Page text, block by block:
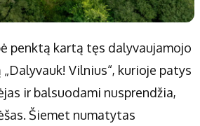
penktą kartą tęs dalyvaujamojo
Vilnius“, kurioje patys
ir balsuodami nusprendžia,
Šiemet numatytas